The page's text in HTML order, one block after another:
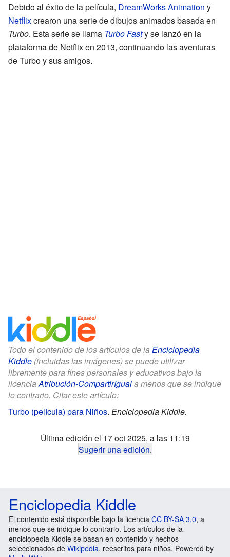
Debido al éxito de la película, DreamWorks Animation y
Netflixcrearon una serie de dibujos animados basada en
Turbo. Esta serie se llama Turbo Fasty se lanzó en la
plataforma de Netflix en 2013, continuando las aventuras
de Turbo y sus amigos.
Todo el contenido de los artículos de la Enciclopedia
Kiddle (incluidas las imágenes) se puede utilizar
libremente para fines personales y educativos bajo la
licenciaAtribución-CompartirIguala menos que se indique
lo contrario. Citar este artículo:
Turbo (película) para Niños. Enciclopedia Kiddle.
Última edición el 17 oct 2025, a las 11:19
Sugerir una edición.
Enciclopedia Kiddle
El contenido está disponible bajo la licencia CC BY-SA 3.0, a
menos que se indique lo contrario. Los artículos de la
enciclopedia Kiddle se basan en contenido y hechos
seleccionados de Wikipedia, reescritos para niños. Powered by